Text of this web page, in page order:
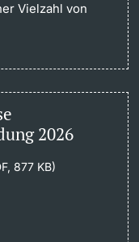
Vielzahl von
2026
877 KB)